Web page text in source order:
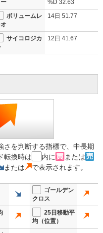
ー %D 32.63
ボリュームレ
14日 51.77
サイコロジカ
12日 41.67
さを判断する指標で、中長期
転換時は
内に
または
または で表示されます。
ゴールデン
クロス
25日移動平
均（位置）